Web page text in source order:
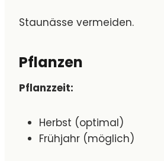
Staunässe vermeiden.
Pflanzen
Pflanzzeit:
Herbst (optimal)
Frühjahr (möglich)